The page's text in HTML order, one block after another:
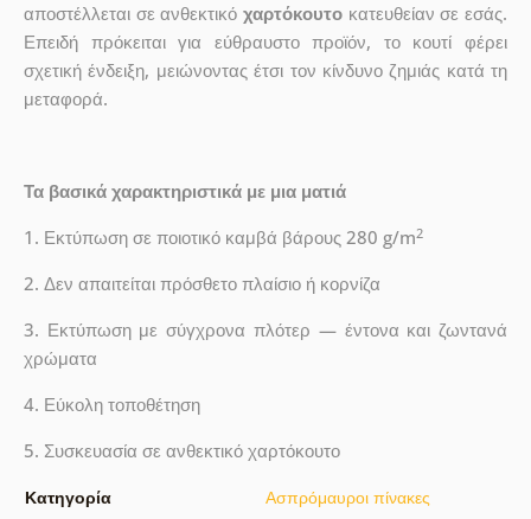
αποστέλλεται σε ανθεκτικό χαρτόκουτο κατευθείαν σε εσάς.
Επειδή πρόκειται για εύθραυστο προϊόν, το κουτί φέρει
σχετική ένδειξη, μειώνοντας έτσι τον κίνδυνο ζημιάς κατά τη
μεταφορά.
Τα βασικά χαρακτηριστικά με μια ματιά
1. Εκτύπωση σε ποιοτικό καμβά βάρους 280 g/m2
2. Δεν απαιτείται πρόσθετο πλαίσιο ή κορνίζα
3. Εκτύπωση με σύγχρονα πλότερ — έντονα και ζωντανά
χρώματα
4. Εύκολη τοποθέτηση
5. Συσκευασία σε ανθεκτικό χαρτόκουτο
Κατηγορία Ασπρόμαυροι πίνακες